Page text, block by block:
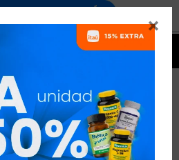

Y SNACKS
RECOMENDADOS